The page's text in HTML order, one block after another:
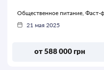
Общественное питание, Фаст-
21 мая 2025
от 588 000 грн